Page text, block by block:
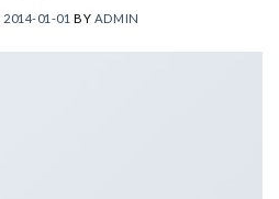
2014-01-01 BY ADMIN